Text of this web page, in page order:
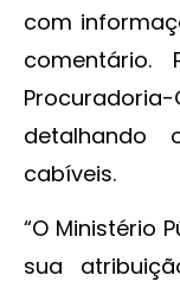
com
comentário.
detalhando
cabíveis.
“O Ministério
sua